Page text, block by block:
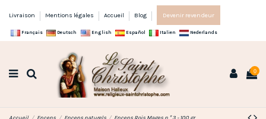
Livraison Mentions légales Accueil Blog Devenir revendeur
Français Deutsch English Español Italien Nederlands
0
Accueil Encens Encens naturels Encens Rois Mages n ° 3 - 100 gr